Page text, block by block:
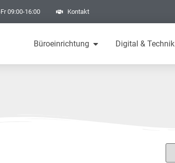
09:00-16:00 Kontakt
Büroeinrichtung Digital & Technik